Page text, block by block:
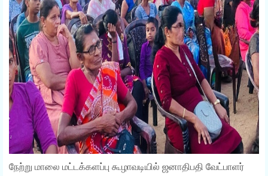
நேற்று மாலை மட்டக்களப்பு கூழாவடியில் ஜனாதிபதி வேட்பாளர்